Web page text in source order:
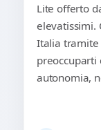
Lite offerto
elevatissimi.
Italia tramite
preoccuparti
autonomia,